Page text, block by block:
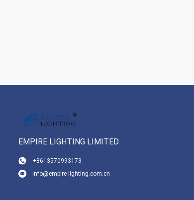
EMPIRE LIGHTING LIMITED
+8613570993173
info@empire-lighting.com.cn